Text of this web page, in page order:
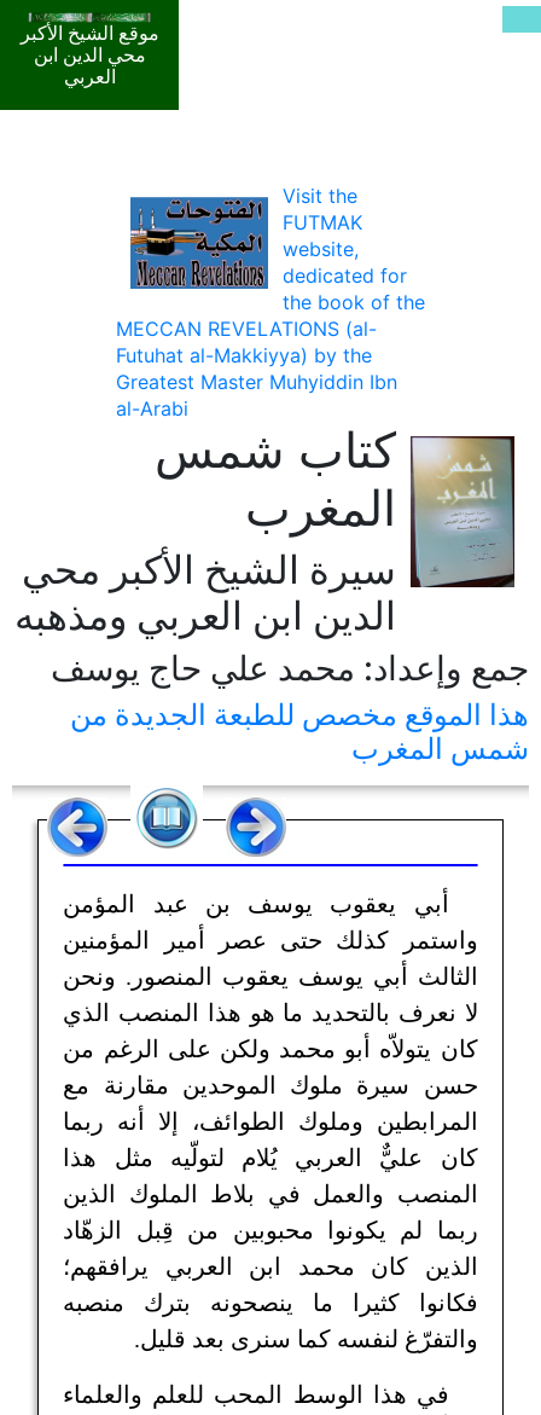
موقع الشيخ الأكبر
محي الدين ابن
العربي
Visit the
FUTMAK
website,
dedicated for
the book of the
MECCAN REVELATIONS (al-
Futuhat al-Makkiyya) by the
Greatest Master Muhyiddin Ibn
al-Arabi
كتاب شمس
المغرب
سيرة الشيخ الأكبر محي
الدين ابن العربي ومذهبه
جمع وإعداد: محمد علي حاج يوسف
هذا الموقع مخصص للطبعة الجديدة من
شمس المغرب
أبي يعقوب يوسف بن عبد المؤمن
واستمر كذلك حتى عصر أمير المؤمنين
الثالث أبي يوسف يعقوب المنصور. ونحن
لا نعرف بالتحديد ما هو هذا المنصب الذي
كان يتولاّه أبو محمد ولكن على الرغم من
حسن سيرة ملوك الموحدين مقارنة مع
المرابطين وملوك الطوائف، إلا أنه ربما
كان عليٌّ العربي يُلام لتولّيه مثل هذا
المنصب والعمل في بلاط الملوك الذين
ربما لم يكونوا محبوبين من قِبل الزهّاد
الذين كان محمد ابن العربي يرافقهم؛
فكانوا كثيرا ما ينصحونه بترك منصبه
والتفرّغ لنفسه كما سنرى بعد قليل.
في هذا الوسط المحب للعلم والعلماء